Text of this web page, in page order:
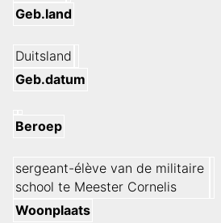
Geb.land
Duitsland
Geb.datum
Beroep
sergeant-élève van de militaire
school te Meester Cornelis
Woonplaats